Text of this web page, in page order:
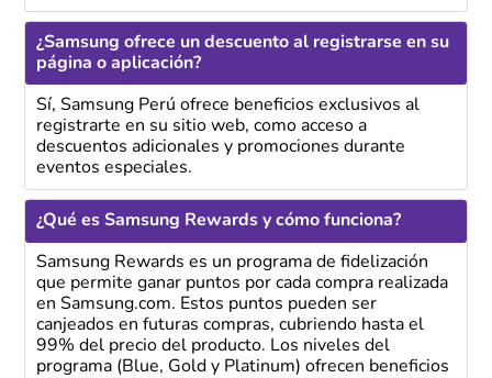
¿Samsung ofrece un descuento al registrarse en su
página o aplicación?
Sí, Samsung Perú ofrece beneficios exclusivos al
registrarte en su sitio web, como acceso a
descuentos adicionales y promociones durante
eventos especiales.
¿Qué es Samsung Rewards y cómo funciona?
Samsung Rewards es un programa de fidelización
que permite ganar puntos por cada compra realizada
en Samsung.com. Estos puntos pueden ser
canjeados en futuras compras, cubriendo hasta el
99% del precio del producto. Los niveles del
programa (Blue, Gold y Platinum) ofrecen beneficios